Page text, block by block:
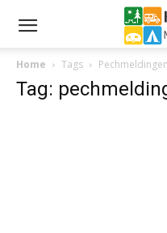
Home Tags Pechmeldingen
Tag: